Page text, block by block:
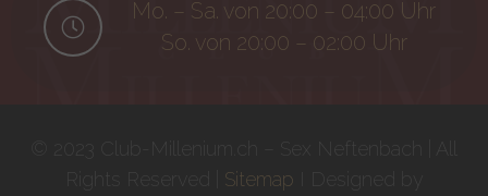
Mo. – Sa. von 20:00 – 04:00 Uhr
So. von 20:00 – 02:00 Uhr
Sitemap